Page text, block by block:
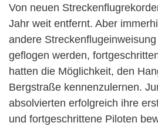
Von neuen
Jahr weit entfernt. Aber
andere
geflogen werden,
hatten die Möglichkeit, den
Bergstraße kennenzulernen.
absolvierten erfolgreich ihre
und fortgeschrittene Piloten